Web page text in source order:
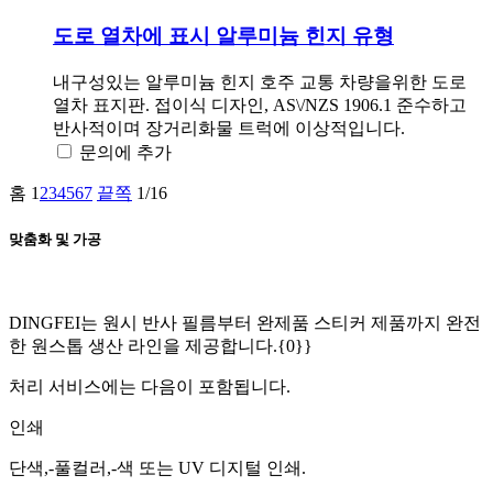
도로 열차에 표시 알루미늄 힌지 유형
내구성있는 알루미늄 힌지 호주 교통 차량을위한 도로
열차 표지판. 접이식 디자인, AS\/NZS 1906.1 준수하고
반사적이며 장거리화물 트럭에 이상적입니다.
문의에 추가
홈 1 234567 끝쪽 1/16
맞춤화 및 가공
DINGFEI는 원시 반사 필름부터 완제품 스티커 제품까지 완전
한 원스톱 생산 라인을 제공합니다.{0}}
처리 서비스에는 다음이 포함됩니다.
인쇄
단색,-풀컬러,-색 또는 UV 디지털 인쇄.